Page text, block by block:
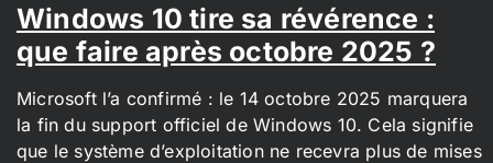
Windows 10 tire sa révérence :
que faire après octobre 2025 ?
Microsoft l’a confirmé : le 14 octobre 2025 marquera
la fin du support officiel de Windows 10. Cela signifie
que le système d’exploitation ne recevra plus de mises